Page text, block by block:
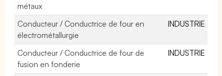
métaux
Conducteur / Conductrice de four en
électrométallurgie
INDUSTRIE
Conducteur / Conductrice de four de
fusion en fonderie
INDUSTRIE